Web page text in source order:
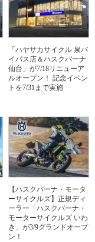
「ハヤサカサイクル 泉バ
イパス店＆ハスクバーナ
仙台」が7/18リニューア
ルオープン！ 記念イベン
トを7/31まで実施
【ハスクバーナ・モータ
ーサイクルズ】正規ディ
ーラー「ハスクバーナ・
モーターサイクルズ いわ
き」が3/9グランドオープ
ン！